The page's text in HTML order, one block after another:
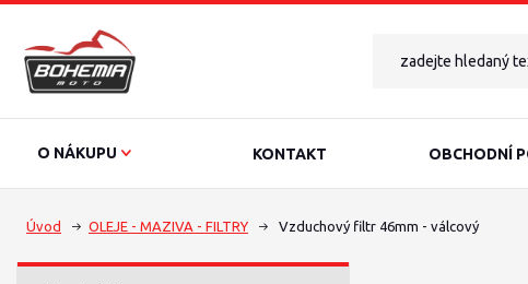
O NÁKUPU KONTAKT OBCHODNÍ
Úvod OLEJE - MAZIVA - FILTRY Vzduchový filtr 46mm - válcový